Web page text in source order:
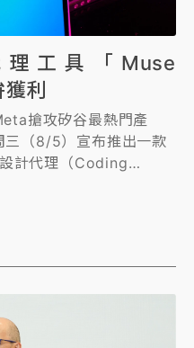
工具「Muse
利
搶攻矽谷最熱門產
三（8/5）宣布推出一款
計代理（Coding
經濟實惠的替代方案。